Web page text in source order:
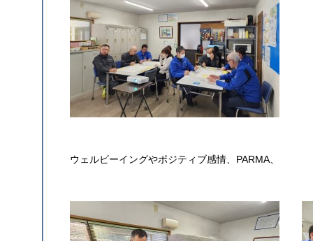
ウェルビーイングやポジティブ感情、PARMA、